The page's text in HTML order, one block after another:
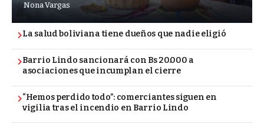
Nona Vargas
La salud boliviana tiene dueños que nadie eligió
Barrio Lindo sancionará con Bs 20.000 a
asociaciones que incumplan el cierre
“Hemos perdido todo”: comerciantes siguen en
vigilia tras el incendio en Barrio Lindo